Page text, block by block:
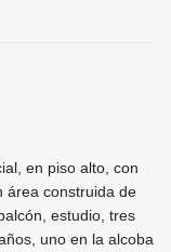
en piso alto, con
área construida de
estudio, tres
uno en la alcoba